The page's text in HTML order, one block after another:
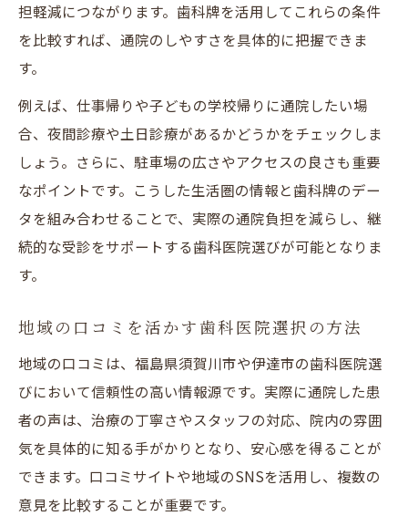
担軽減につながります。歯科牌を活用してこれらの条件
を比較すれば、通院のしやすさを具体的に把握できま
す。
例えば、仕事帰りや子どもの学校帰りに通院したい場
合、夜間診療や土日診療があるかどうかをチェックしま
しょう。さらに、駐車場の広さやアクセスの良さも重要
なポイントです。こうした生活圏の情報と歯科牌のデー
タを組み合わせることで、実際の通院負担を減らし、継
続的な受診をサポートする歯科医院選びが可能となりま
す。
地域の口コミを活かす歯科医院選択の方法
地域の口コミは、福島県須賀川市や伊達市の歯科医院選
びにおいて信頼性の高い情報源です。実際に通院した患
者の声は、治療の丁寧さやスタッフの対応、院内の雰囲
気を具体的に知る手がかりとなり、安心感を得ることが
できます。口コミサイトや地域のSNSを活用し、複数の
意見を比較することが重要です。